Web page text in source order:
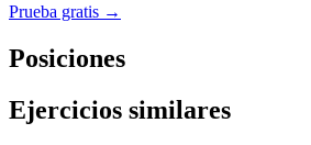
Prueba gratis →
Posiciones
Ejercicios similares